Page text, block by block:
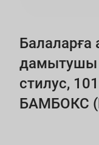
Балаларға
дамытушы
стилус,
БАМБОКС